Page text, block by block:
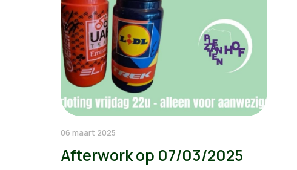
06 maart 2025
Afterwork op 07/03/2025